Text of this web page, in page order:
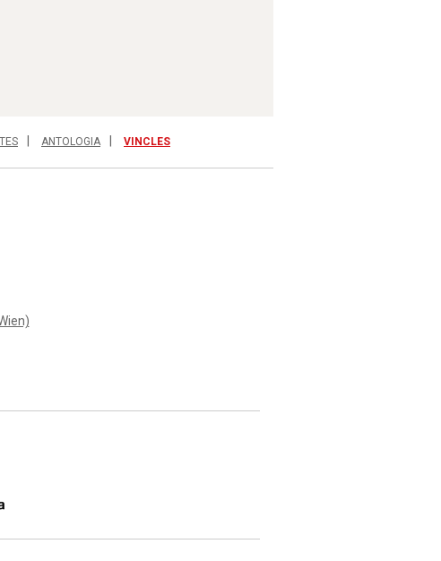
ANTOLOGIA VINCLES